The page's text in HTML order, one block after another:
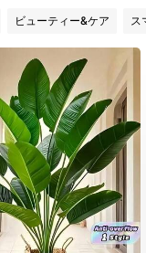
ビューティー&ケア ス